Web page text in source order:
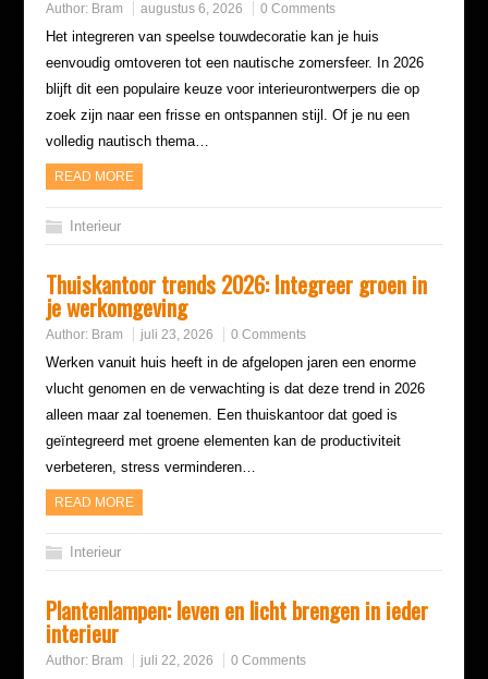
Author: Bram augustus 6, 2026 0 Comments
Het integreren van speelse touwdecoratie kan je huis
eenvoudig omtoveren tot een nautische zomersfeer. In 2026
blijft dit een populaire keuze voor interieurontwerpers die op
zoek zijn naar een frisse en ontspannen stijl. Of je nu een
volledig nautisch thema…
READ MORE
Interieur
Thuiskantoor trends 2026: Integreer groen in
je werkomgeving
Author: Bram juli 23, 2026 0 Comments
Werken vanuit huis heeft in de afgelopen jaren een enorme
vlucht genomen en de verwachting is dat deze trend in 2026
alleen maar zal toenemen. Een thuiskantoor dat goed is
geïntegreerd met groene elementen kan de productiviteit
verbeteren, stress verminderen…
READ MORE
Interieur
Plantenlampen: leven en licht brengen in ieder
interieur
Author: Bram juli 22, 2026 0 Comments